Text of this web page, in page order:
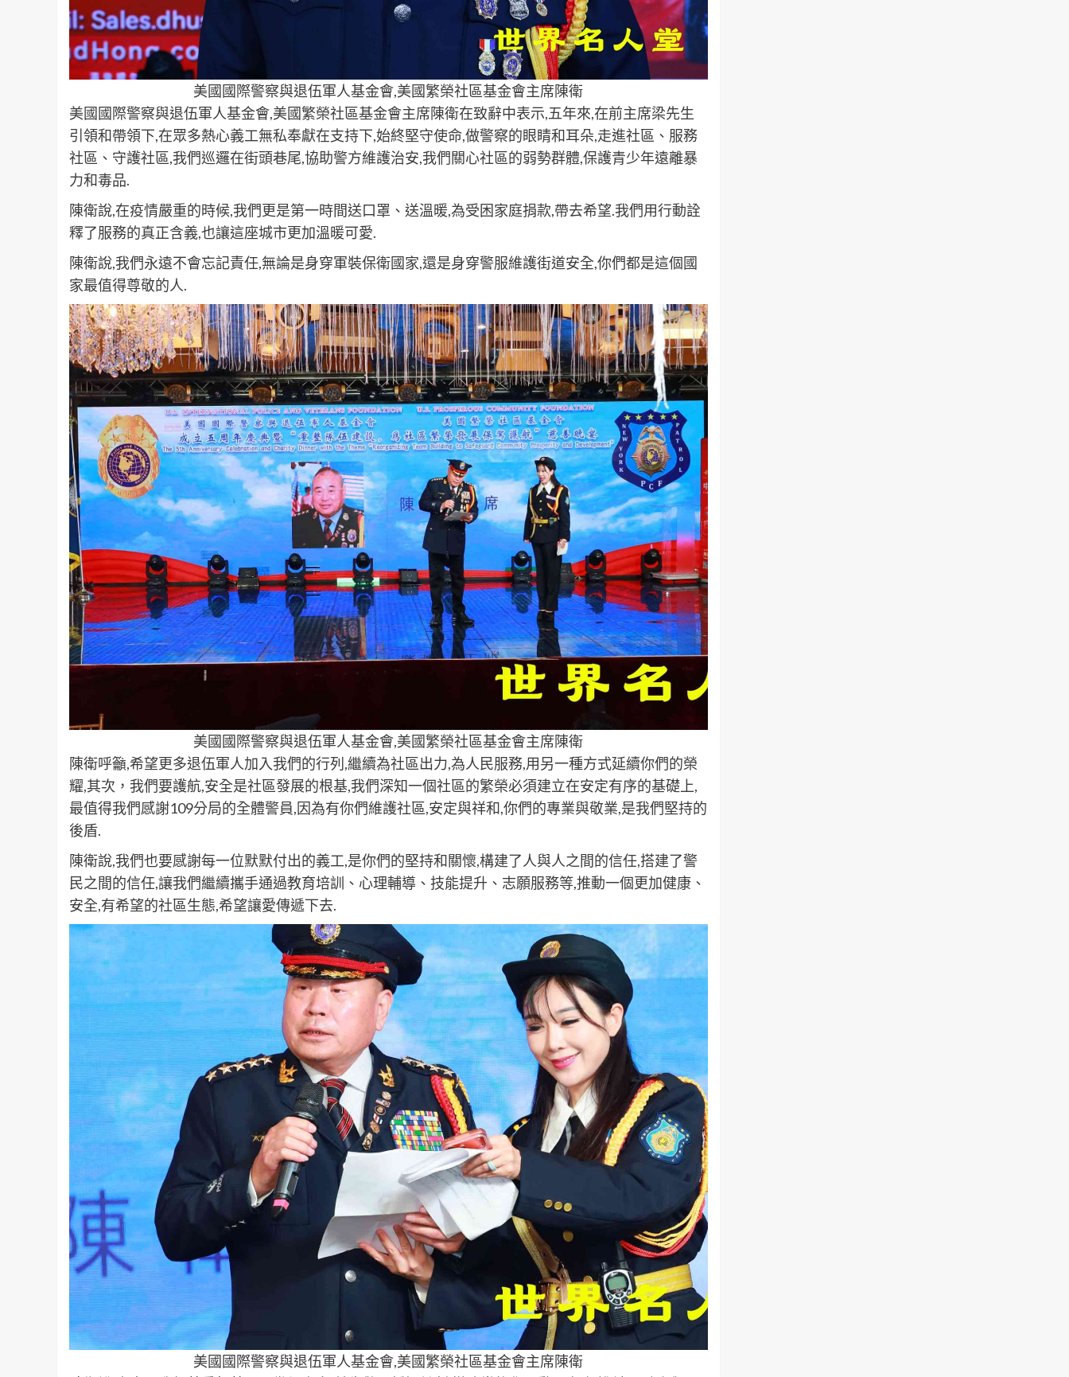
美國國際警察與退伍軍人基金會,美國繁榮社區基金會主席陳衛
美國國際警察與退伍軍人基金會,美國繁榮社區基金會主席陳衛在致辭中表示,五年來,在前主席梁先生
引領和帶領下,在眾多熱心義工無私奉獻在支持下,始終堅守使命,做警察的眼睛和耳朵,走進社區、服務
社區、守護社區,我們巡邏在街頭巷尾,協助警方維護治安,我們關心社區的弱勢群體,保護青少年遠離暴
力和毒品.
陳衛說,在疫情嚴重的時候,我們更是第一時間送口罩、送溫暖,為受困家庭捐款,帶去希望.我們用行動詮
釋了服務的真正含義,也讓這座城市更加溫暖可愛.
陳衛說,我們永遠不會忘記責任,無論是身穿軍裝保衛國家,還是身穿警服維護街道安全,你們都是這個國
家最值得尊敬的人.
美國國際警察與退伍軍人基金會,美國繁榮社區基金會主席陳衛
陳衛呼籲,希望更多退伍軍人加入我們的行列,繼續為社區出力,為人民服務,用另一種方式延續你們的榮
耀,其次，我們要護航,安全是社區發展的根基,我們深知一個社區的繁榮必須建立在安定有序的基礎上,
最值得我們感謝109分局的全體警員,因為有你們維護社區,安定與祥和,你們的專業與敬業,是我們堅持的
後盾.
陳衛說,我們也要感謝每一位默默付出的義工,是你們的堅持和關懷,構建了人與人之間的信任,搭建了警
民之間的信任,讓我們繼續攜手通過教育培訓、心理輔導、技能提升、志願服務等,推動一個更加健康、
安全,有希望的社區生態,希望讓愛傳遞下去.
美國國際警察與退伍軍人基金會,美國繁榮社區基金會主席陳衛